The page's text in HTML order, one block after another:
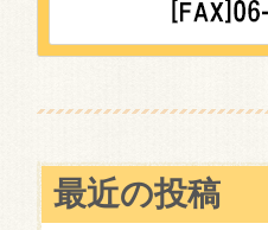
最近の投稿